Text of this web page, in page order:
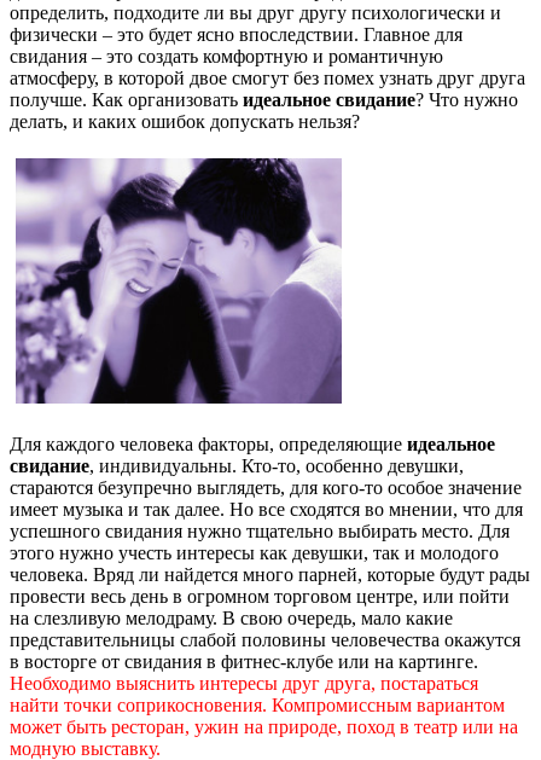
определить, подходите ли вы друг другу психологически и
физически – это будет ясно впоследствии. Главное для
свидания – это создать комфортную и романтичную
атмосферу, в которой двое смогут без помех узнать друг друга
получше. Как организовать идеальное свидание? Что нужно
делать, и каких ошибок допускать нельзя?
Для каждого человека факторы, определяющие идеальное
свидание, индивидуальны. Кто-то, особенно девушки,
стараются безупречно выглядеть, для кого-то особое значение
имеет музыка и так далее. Но все сходятся во мнении, что для
успешного свидания нужно тщательно выбирать место. Для
этого нужно учесть интересы как девушки, так и молодого
человека. Вряд ли найдется много парней, которые будут рады
провести весь день в огромном торговом центре, или пойти
на слезливую мелодраму. В свою очередь, мало какие
представительницы слабой половины человечества окажутся
в восторге от свидания в фитнес-клубе или на картинге.
Необходимо выяснить интересы друг друга, постараться
найти точки соприкосновения. Компромиссным вариантом
может быть ресторан, ужин на природе, поход в театр или на
модную выставку.